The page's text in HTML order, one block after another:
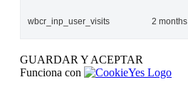
wbcr_inp_user_visits 2 months
GUARDAR Y ACEPTAR
Funciona con